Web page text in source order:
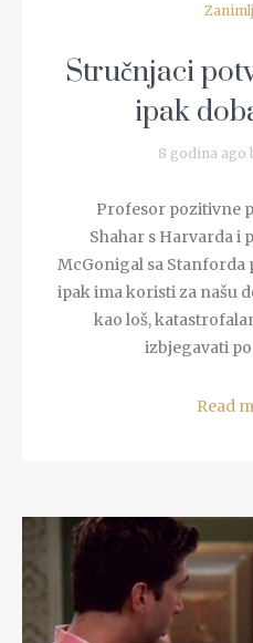
Stručnjaci
ipak
8 godina ago
Profesor pozitivne
Shahar s Harvarda i
McGonigal sa Stanforda
ipak ima koristi za našu
kao loš,
izbjegavati
Read